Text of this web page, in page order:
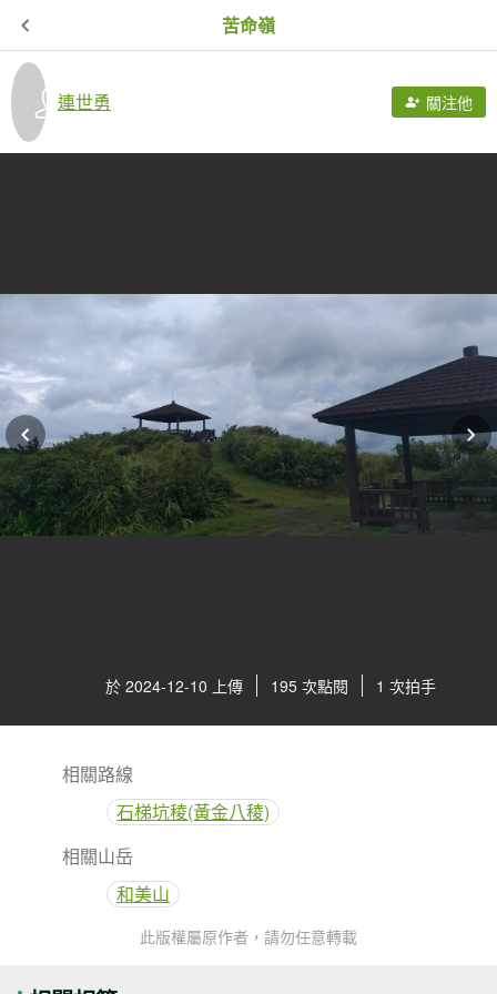
苦命嶺
連世勇 關注他
於 2024-12-10 上傳 195 次點閱 1 次拍手
相關路線
石梯坑稜(黃金八稜)
相關山岳
和美山
此版權屬原作者，請勿任意轉載